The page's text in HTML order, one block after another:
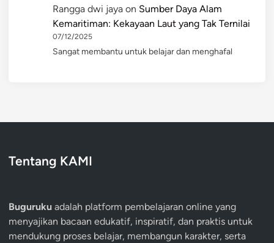
Rangga dwi jaya on Sumber Daya Alam
Kemaritiman: Kekayaan Laut yang Tak Ternilai
07/12/2025
Sangat membantu untuk belajar dan menghafal
Tentang KAMI
Buguruku adalah platform pembelajaran online yang
menyajikan bacaan edukatif, inspiratif, dan praktis untuk
mendukung proses belajar, membangun karakter, serta